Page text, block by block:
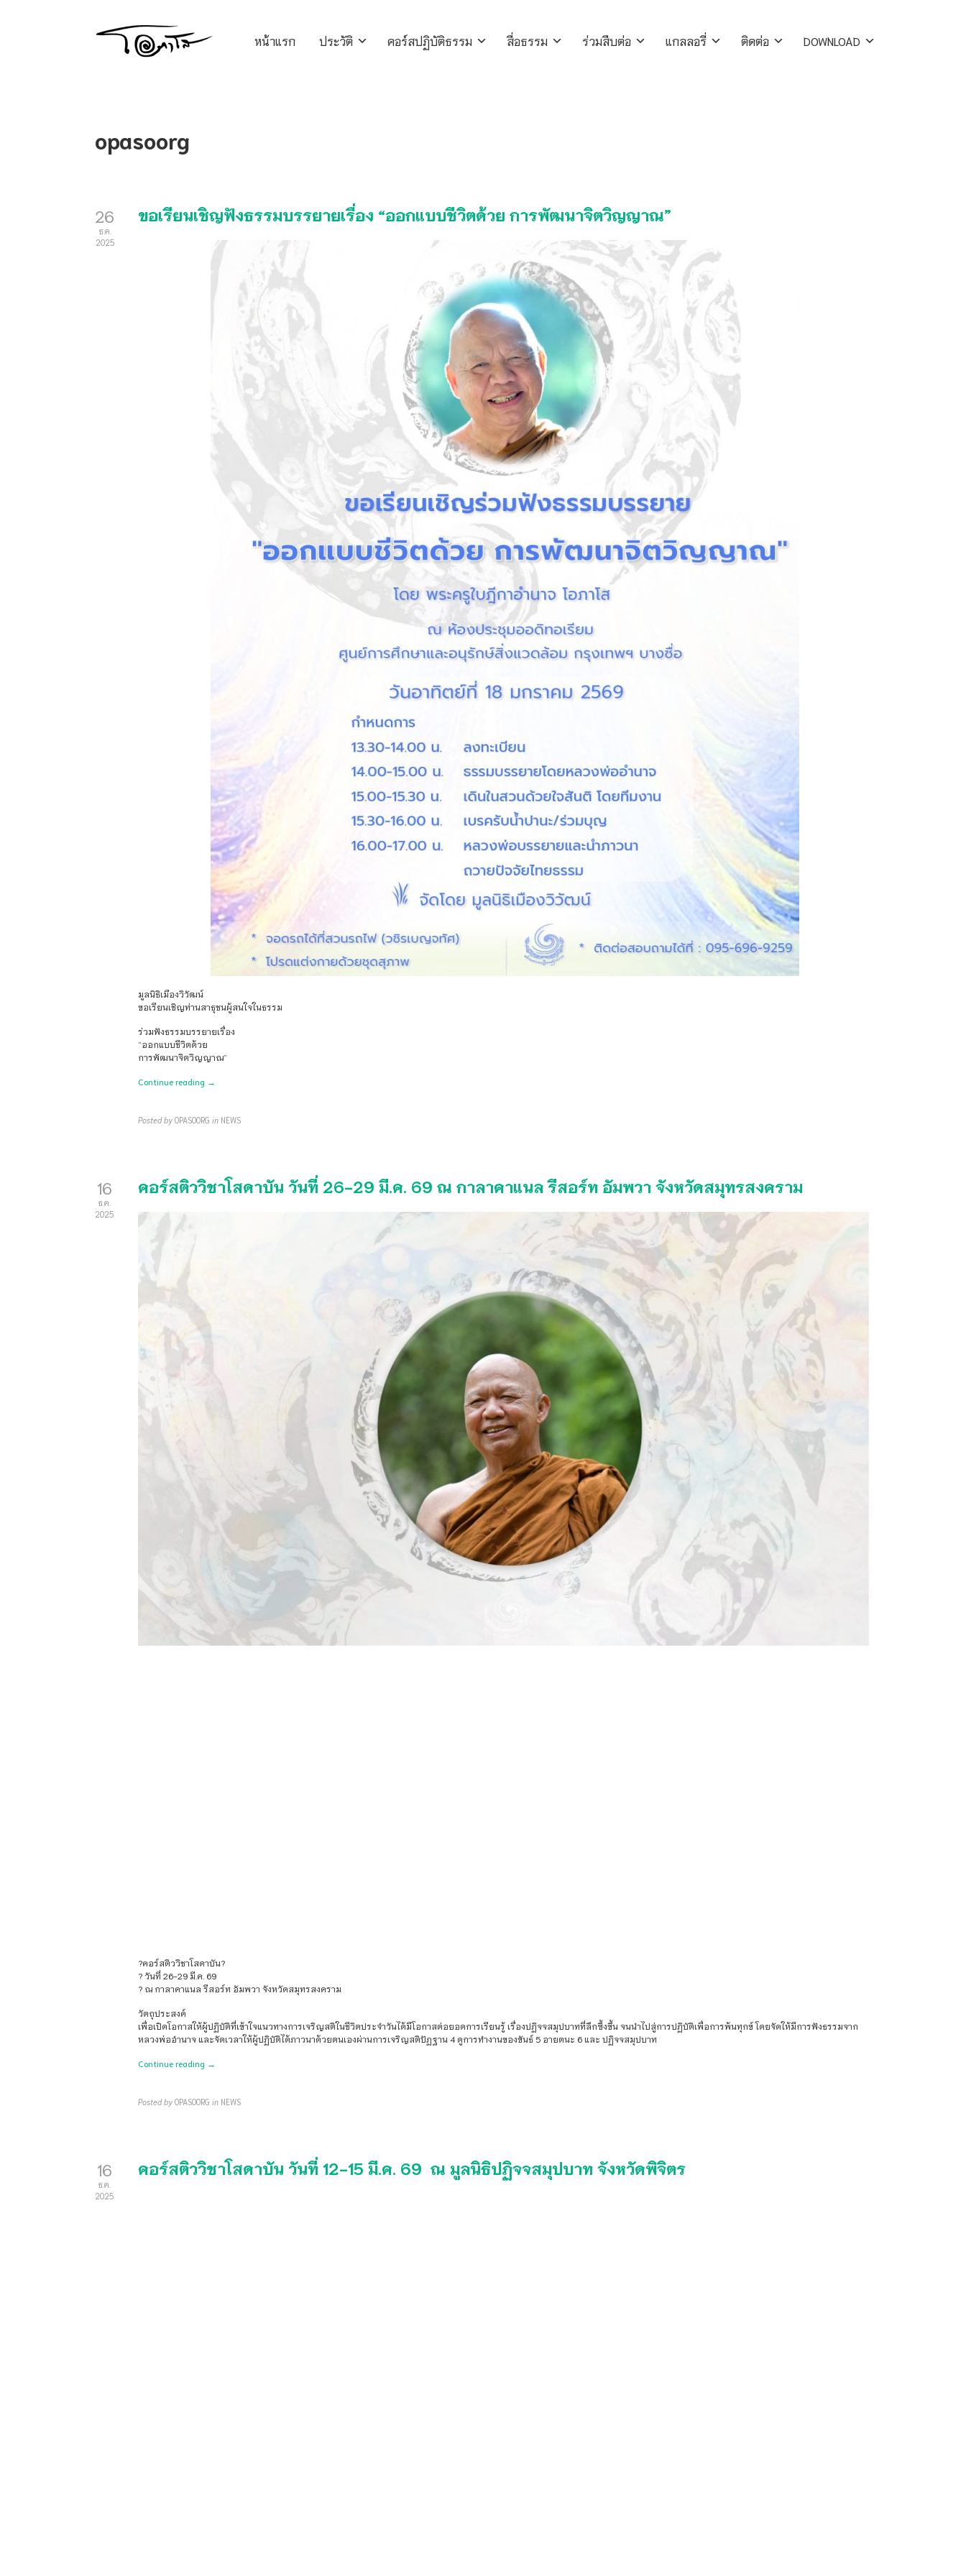
หน้าแรก ประวัติ คอร์สปฏิบัติธรรม สื่อธรรม ร่วมสืบต่อ แกลลอรี่ ติดต่อ DOWNLOAD
opasoorg
26
ธ.ค.
2025
ขอเรียนเชิญฟังธรรมบรรยายเรื่อง “ออกแบบชีวิตด้วย การพัฒนาจิตวิญญาณ”
มูลนิธิเมืองวิวัฒน์
ขอเรียนเชิญ​ท่านสาธุชนผู้สนใจในธรรม
ร่วมฟังธรรมบรรยายเรื่อง
“ออกแบบชีวิตด้วย
การพัฒนาจิตวิญญาณ”
Continue reading →
Posted by OPASOORG in NEWS
16
ธ.ค.
2025
คอร์สติววิชาโสดาบัน วันที่ 26-29 มี.ค. 69 ณ กาลาคาแนล รีสอร์ท อัมพวา จังหวัดสมุทรสงคราม
?คอร์สติววิชาโสดาบัน?
?️ วันที่ 26-29 มี.ค. 69
? ณ กาลาคาแนล รีสอร์ท อัมพวา จังหวัดสมุทรสงคราม
วัตถุประสงค์
เพื่อเปิดโอกาสให้ผู้ปฏิบัติที่เข้าใจแนวทางการเจริญสติในชีวิตประจำวันได้มีโอกาสต่อยอดการเรียนรู้ เรื่องปฏิจจสมุปบาทที่ลึกซึ้งขึ้น จนนำไปสู่การปฏิบัติเพื่อการพ้นทุกข์ โดยจัดให้มีการฟังธรรมจาก
หลวงพ่ออำนาจ และจัดเวลาให้ผู้ปฏิบัติได้ภาวนาด้วยตนเองผ่านการเจริญสติปัฏฐาน 4 ดูการทำงานของขันธ์ 5 อายตนะ 6 และ ปฏิจจสมุปบาท
Continue reading →
Posted by OPASOORG in NEWS
16
ธ.ค.
2025
คอร์สติววิชาโสดาบัน วันที่ 12-15 มี.ค. 69 ณ มูลนิธิปฏิจจสมุปบาท จังหวัดพิจิตร